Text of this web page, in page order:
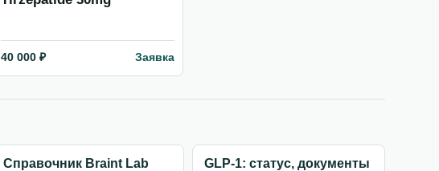
40 000 ₽ Заявка
Справочник Braint Lab
GLP-1: статус, документы